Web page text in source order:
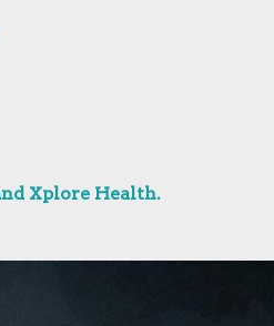
Xplore Health.